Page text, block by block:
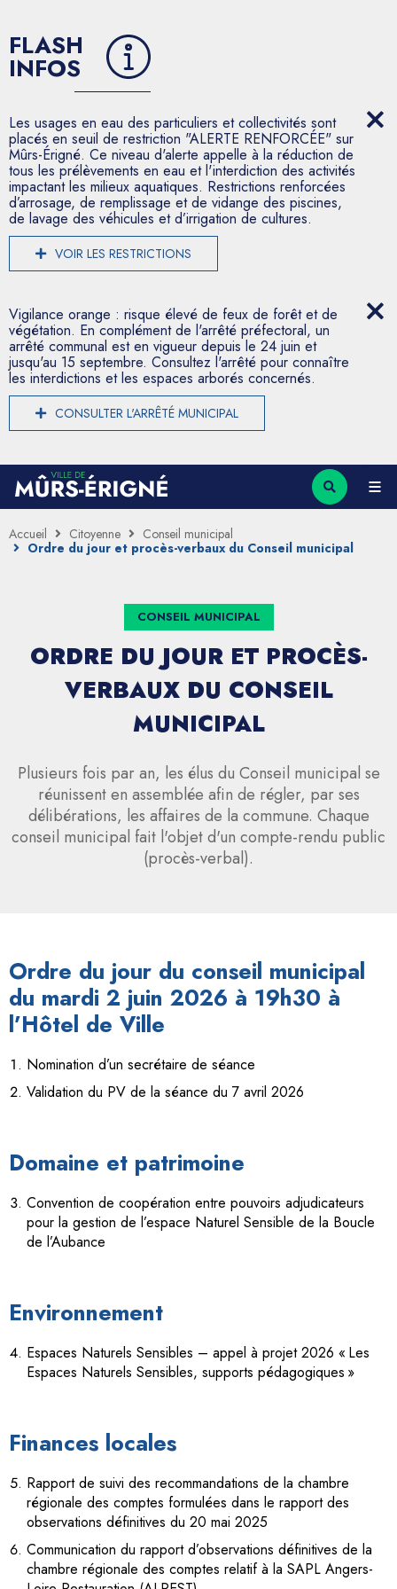
FLASH
INFOS
Les usages en eau des particuliers et collectivités sont
placés en seuil de restriction "ALERTE RENFORCÉE" sur
Mûrs-Érigné. Ce niveau d'alerte appelle à la réduction de
tous les prélèvements en eau et l'interdiction des activités
impactant les milieux aquatiques. Restrictions renforcées
d’arrosage, de remplissage et de vidange des piscines,
de lavage des véhicules et d’irrigation de cultures.
VOIR LES RESTRICTIONS
Vigilance orange : risque élevé de feux de forêt et de
végétation. En complément de l'arrêté préfectoral, un
arrêté communal est en vigueur depuis le 24 juin et
jusqu'au 15 septembre. Consultez l'arrêté pour connaître
les interdictions et les espaces arborés concernés.
CONSULTER L'ARRÊTÉ MUNICIPAL
Accueil Citoyenne
Conseil municipal
Ordre du jour et procès-verbaux du Conseil municipal
CONSEIL MUNICIPAL
ORDRE DU JOUR ET PROCÈS-
VERBAUX DU CONSEIL
MUNICIPAL
Plusieurs fois par an, les élus du Conseil municipal se
réunissent en assemblée afin de régler, par ses
délibérations, les affaires de la commune. Chaque
conseil municipal fait l'objet d'un compte-rendu public
(procès-verbal).
Ordre du jour du conseil municipal
du mardi 2 juin 2026 à 19h30 à
l’Hôtel de Ville
Nomination d’un secrétaire de séance
Validation du PV de la séance du 7 avril 2026
Domaine et patrimoine
Convention de coopération entre pouvoirs adjudicateurs
pour la gestion de l’espace Naturel Sensible de la Boucle
de l’Aubance
Environnement
Espaces Naturels Sensibles – appel à projet 2026 « Les
Espaces Naturels Sensibles, supports pédagogiques »
Finances locales
Rapport de suivi des recommandations de la chambre
régionale des comptes formulées dans le rapport des
observations définitives du 20 mai 2025
Communication du rapport d’observations définitives de la
chambre régionale des comptes relatif à la SAPL Angers-